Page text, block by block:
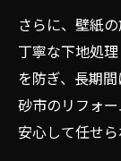
さらに、壁紙
丁寧な下地処
を防ぎ、長期
砂市のリフォ
安心して任せ